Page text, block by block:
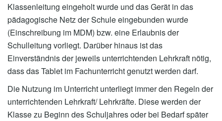
Klassenleitung eingeholt wurde und das Gerät in das
pädagogische Netz der Schule eingebunden wurde
(Einschreibung im MDM) bzw. eine Erlaubnis der
Schulleitung vorliegt. Darüber hinaus ist das
Einverständnis der jeweils unterrichtenden Lehrkraft nötig,
dass das Tablet im Fachunterricht genutzt werden darf.
Die Nutzung im Unterricht unterliegt immer den Regeln der
unterrichtenden Lehrkraft/ Lehrkräfte. Diese werden der
Klasse zu Beginn des Schuljahres oder bei Bedarf später